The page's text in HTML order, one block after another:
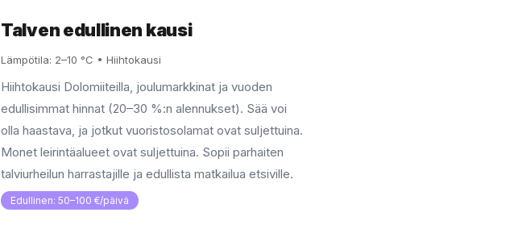
Talven edullinen kausi
Lämpötila: 2–10 °C • Hiihtokausi
Hiihtokausi Dolomiiteilla, joulumarkkinat ja vuoden
edullisimmat hinnat (20–30 %:n alennukset). Sää voi
olla haastava, ja jotkut vuoristosolamat ovat suljettuina.
Monet leirintäalueet ovat suljettuina. Sopii parhaiten
talviurheilun harrastajille ja edullista matkailua etsiville.
Edullinen: 50–100 €/päivä